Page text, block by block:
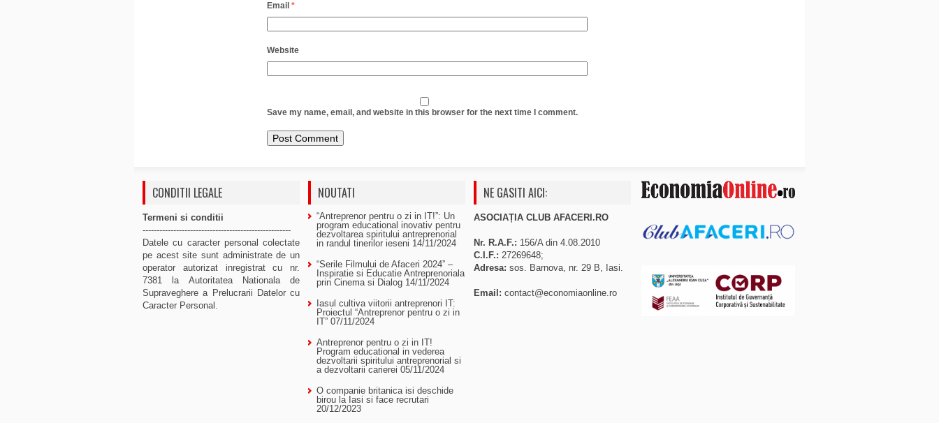
Email *
Website
Save my name, email, and website in this browser for the next time I comment.
CONDITII LEGALE
Termeni si conditii
-----------------------------------------------------
Datele cu caracter personal colectate
pe acest site sunt administrate de un
operator autorizat inregistrat cu nr.
7381 la Autoritatea Nationala de
Supraveghere a Prelucrarii Datelor cu
Caracter Personal.
NOUTATI
“Antreprenor pentru o zi in IT!”: Un
program educational inovativ pentru
dezvoltarea spiritului antreprenorial
in randul tinerilor ieseni 14/11/2024
“Serile Filmului de Afaceri 2024” –
Inspiratie si Educatie Antreprenoriala
prin Cinema si Dialog 14/11/2024
Iasul cultiva viitorii antreprenori IT:
Proiectul “Antreprenor pentru o zi in
IT” 07/11/2024
Antreprenor pentru o zi in IT!
Program educational in vederea
dezvoltarii spiritului antreprenorial si
a dezvoltarii carierei 05/11/2024
O companie britanica isi deschide
birou la Iasi si face recrutari
20/12/2023
NE GASITI AICI:
ASOCIAȚIA CLUB AFACERI.RO
Nr. R.A.F.: 156/A din 4.08.2010
C.I.F.: 27269648;
Adresa: sos. Barnova, nr. 29 B, Iasi.
Email: contact@economiaonline.ro